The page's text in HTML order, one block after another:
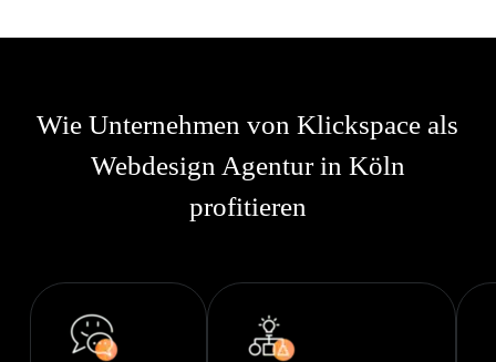
Wie Unternehmen von Klickspace als
Webdesign Agentur in Köln
profitieren